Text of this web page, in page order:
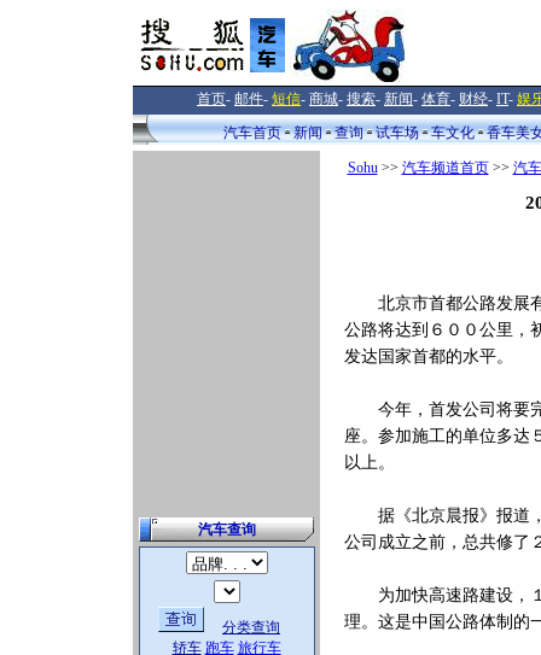
首页- 邮件- 短信- 商城- 搜索- 新闻- 体育- 财经- IT- 娱
汽车首页
新闻 查询 试车场 车文化 香车美
汽车查询
分类查询
轿车 跑车 旅行车
Sohu>> 汽车频道首页>> 汽
北京市首都公路发展有
公路将达到６００公里，
发达国家首都的水平。
今年，首发公司将要完
座。参加施工的单位多达
以上。
据《北京晨报》报道，
公司成立之前，总共修了
为加快高速路建设，１
理。这是中国公路体制的